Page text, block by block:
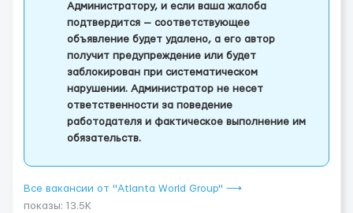
Администратору, и если ваша жалоба
подтвердится — соответствующее
объявление будет удалено, а его автор
получит предупреждение или будет
заблокирован при систематическом
нарушении. Администратор не несет
ответственности за поведение
работодателя и фактическое выполнение им
обязательств.
Все вакансии от "Atlanta World Group" ⟶
показы: 13.5K